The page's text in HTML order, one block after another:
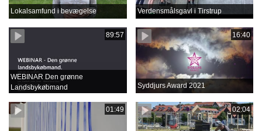
Lokalsamfund i bevægelse Verdensmålsgavl i Tirstrup
89:57
WEBINAR Den grønne
Landsbykøbmand
16:40
Syddjurs Award 2021
01:49 02:04